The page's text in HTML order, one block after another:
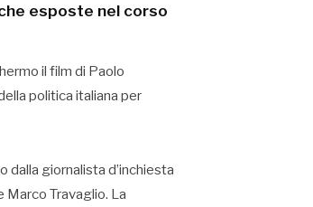
esposte nel corso
il film di Paolo
politica italiana per
giornalista d’inchiesta
Marco Travaglio. La